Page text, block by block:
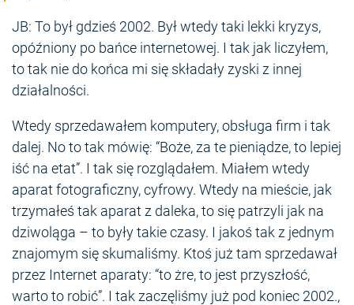
JB: To był gdzieś 2002. Był wtedy taki lekki kryzys,
opóźniony po bańce internetowej. I tak jak liczyłem,
to tak nie do końca mi się składały zyski z innej
działalności.
Wtedy sprzedawałem komputery, obsługa firm i tak
dalej. No to tak mówię: “Boże, za te pieniądze, to lepiej
iść na etat”. I tak się rozglądałem. Miałem wtedy
aparat fotograficzny, cyfrowy. Wtedy na mieście, jak
trzymałeś tak aparat z daleka, to się patrzyli jak na
dziwoląga – to były takie czasy. I jakoś tak z jednym
znajomym się skumaliśmy. Ktoś już tam sprzedawał
przez Internet aparaty: “to żre, to jest przyszłość,
warto to robić”. I tak zaczęliśmy już pod koniec 2002.,